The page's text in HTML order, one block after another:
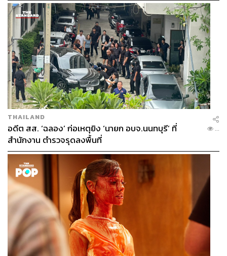
THAILAND
อดีต สส. ‘ฉลอง’ ก่อเหตุยิง ‘นายก อบจ.นนทบุรี’ ที่
สำนักงาน ตำรวจรุดลงพื้นที่
...